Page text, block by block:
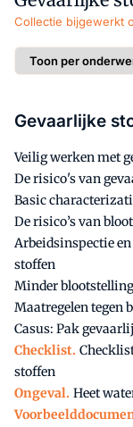
Collectie bijgewerkt
Gevaarlijke
Veilig werken met
De risico's van
Basic
De risico’s van
Arbeidsinspectie
stoffen
Minder
Maatregelen tegen
Casus: Pak
Checklist.
stoffen
Ongeval. Heet